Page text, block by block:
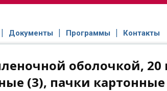
Документы Программы Контакты
оболочкой, 20
(3), пачки картонные